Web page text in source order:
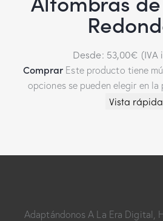
Desde: 53,00€ (IVA
Comprar Este producto tiene
opciones se pueden elegir en
Vista rápida
Adaptándonos A La Era Digital,